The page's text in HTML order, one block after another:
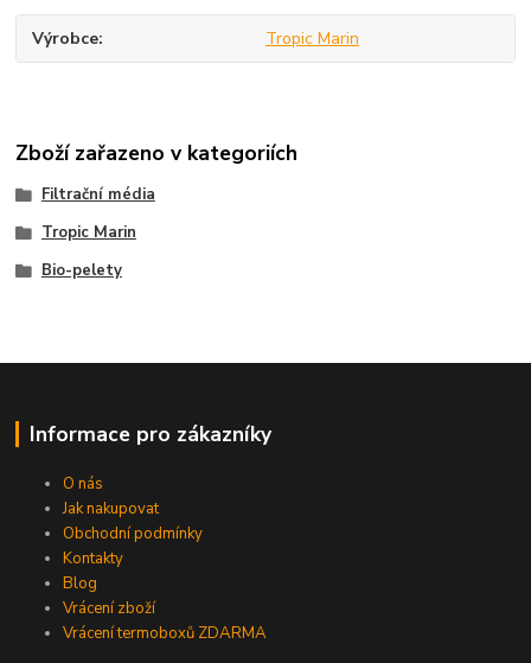
Výrobce Tropic Marin
Zboží zařazeno v kategoriích
Filtrační média
Tropic Marin
Bio-pelety
Informace pro zákazníky
O nás
Jak nakupovat
Obchodní podmínky
Kontakty
Blog
Vrácení zboží
Vrácení termoboxů ZDARMA